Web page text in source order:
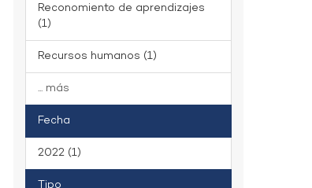
Reconomiento de aprendizajes
(1)
Recursos humanos (1)
... más
Fecha
2022 (1)